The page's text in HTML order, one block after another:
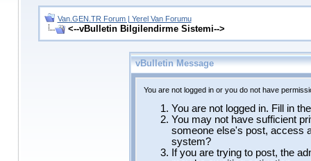
Van.GEN.TR Forum | Yerel Van Forumu
<--vBulletin Bilgilendirme Sistemi-->
vBulletin Message
You are not logged in or you do not have
You are not logged in. Fill in
You may not have sufficient
someone else's post, access
system?
If you are trying to post, the